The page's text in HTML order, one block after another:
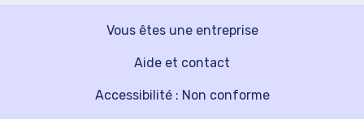
Vous êtes une entreprise
Aide et contact
Accessibilité : Non conforme